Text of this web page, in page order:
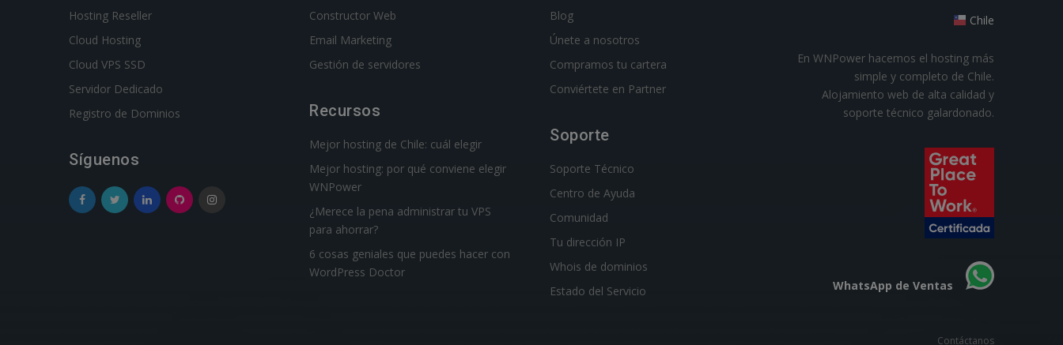
Hosting Reseller
Cloud Hosting
Cloud VPS SSD
Servidor Dedicado
Registro de Dominios
Síguenos
Constructor Web
Email Marketing
Gestión de servidores
Recursos
Mejor hosting de Chile: cuál elegir
Mejor hosting: por qué conviene elegir
WNPower
¿Merece la pena administrar tu VPS
para ahorrar?
6 cosas geniales que puedes hacer con
WordPress Doctor
Blog
Únete a nosotros
Compramos tu cartera
Conviértete en Partner
Soporte
Soporte Técnico
Centro de Ayuda
Comunidad
Tu dirección IP
Whois de dominios
Estado del Servicio
Chile
En WNPower hacemos el hosting más
simple y completo de Chile.
Alojamiento web de alta calidad y
soporte técnico galardonado.
WhatsApp de Ventas
Contáctanos